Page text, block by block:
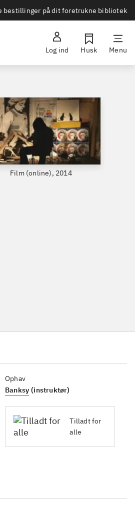
bestillinger på dit foretrukne bibliotek
Log ind Husk Menu
Film (online), 2014
Ophav
Banksy (instruktør)
Tilladt for
alle